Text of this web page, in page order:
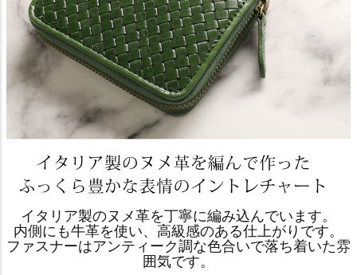
イタリア製のヌメ革を丁寧に編み込んでいます。
内側にも牛革を使い、高級感のある仕上がりです。
ファスナーはアンティーク調な色合いで落ち着いた雰
囲気です。